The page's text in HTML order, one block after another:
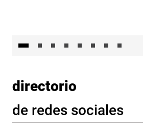
directorio
de redes sociales